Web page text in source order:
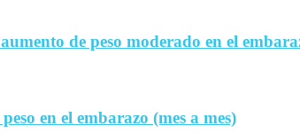
de peso moderado en el
en el embarazo (mes a mes)